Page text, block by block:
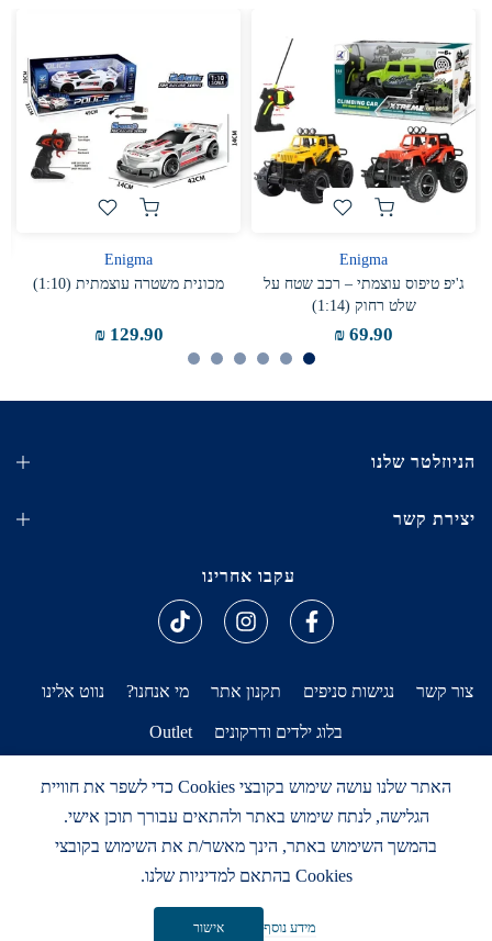
Enigma
אוטובוס הסעות צהוב
59.90 ₪
Enigma
רכב פעלולים לייזר עם גלגלי ספוג
119.90 ₪
הניוזלטר שלנו
יצירת קשר
עקבו אחרינו
צור קשר נגישות סניפים תקנון אתר מי אנחנו? נווט אלינו
בלוג ילדים ודרקונים Outlet
Design by Cat Designs
האתר שלנו עושה שימוש בקובצי Cookies כדי לשפר את חוויית
הגלישה, לנתח שימוש באתר ולהתאים עבורך תוכן אישי.
בהמשך השימוש באתר, הינך מאשר/ת את השימוש בקובצי
Cookies בהתאם למדיניות שלנו.
מידע נוסף אישור